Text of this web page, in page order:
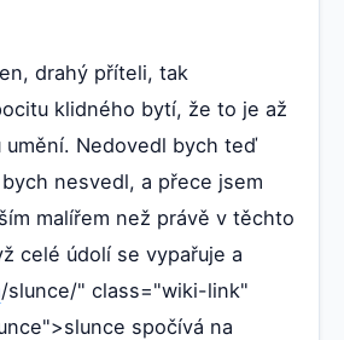
drahý příteli, tak
klidného bytí, že to je až
umění. Nedovedl bych teď
nesvedl, a přece jsem
malířem než právě v těchto
celé údolí se vypařuje a
/slunce/" class="wiki-link"
spočívá na